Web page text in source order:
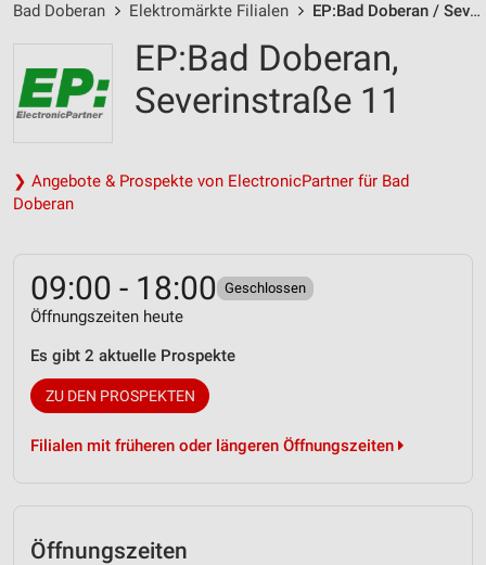
Bad Doberan Elektromärkte Filialen EP:Bad Doberan / Severinstraße 11 - Öffnungszeiten & Adresse
EP:Bad Doberan,
Severinstraße 11
❯ Angebote & Prospekte von ElectronicPartner für Bad
Doberan
09:00 - 18:00 Geschlossen
Öffnungszeiten heute
Es gibt 2 aktuelle Prospekte
ZU DEN PROSPEKTEN
Filialen mit früheren oder längeren Öffnungszeiten
Öffnungszeiten